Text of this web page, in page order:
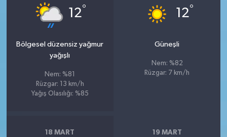
12°
Bölgesel düzensiz yağmur
yağışlı
Nem: %81
Rüzgar: 13 km/h
Yağış Olasılığı: %85
12°
Güneşli
Nem: %82
Rüzgar: 7 km/h
18 MART 19 MART